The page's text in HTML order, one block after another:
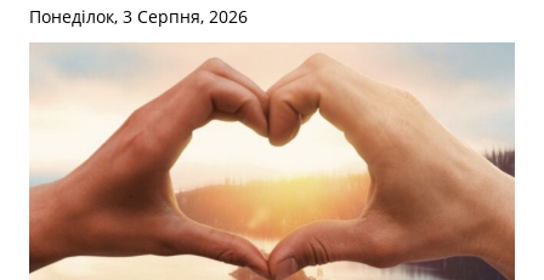
Понеділок, 3 Серпня, 2026